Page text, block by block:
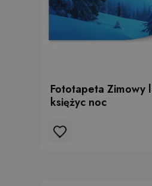
Fototapeta Zimowy
księżyc noc